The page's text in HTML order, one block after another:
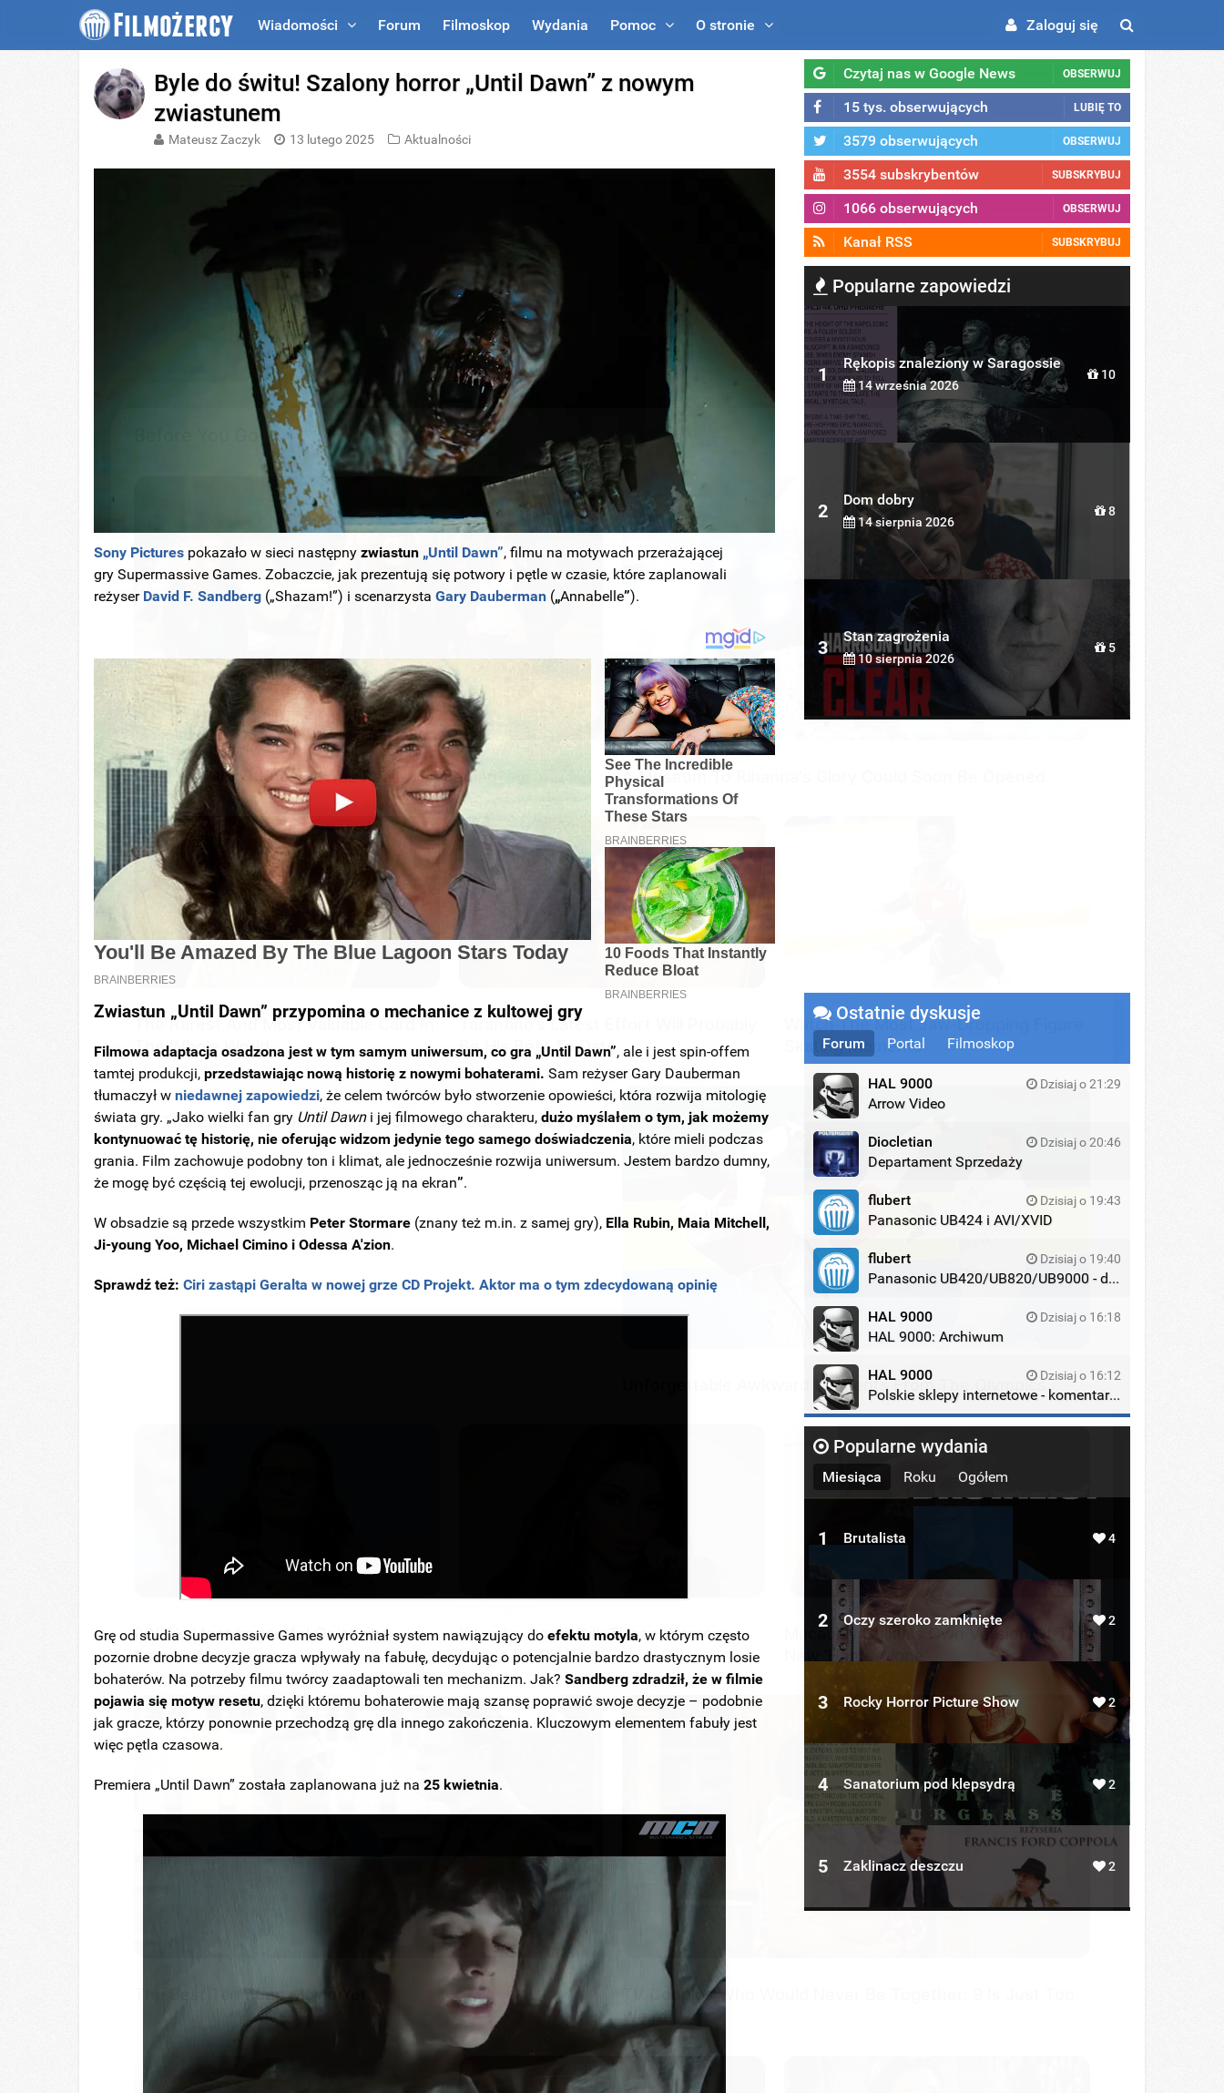
Wiadomości Forum Filmoskop Wydania Pomoc O stronie Zaloguj się
Byle do świtu! Szalony horror „Until Dawn” z nowym
zwiastunem
Mateusz Zaczyk 13 lutego 2025 Aktualności
Sony Pictures pokazało w sieci następny zwiastun „Until Dawn”, filmu na motywach przerażającej
gry Supermassive Games. Zobaczcie, jak prezentują się potwory i pętle w czasie, które zaplanowali
reżyser David F. Sandberg („Shazam!”) i scenarzystaGary Dauberman („Annabelle”).
Zwiastun „Until Dawn” przypomina o mechanice z kultowej gry
Filmowa adaptacja osadzona jest w tym samym uniwersum, co gra „Until Dawn”, ale i jest spin-offem
tamtej produkcji,przedstawiając nową historię z nowymi bohaterami. Sam reżyser Gary Dauberman
tłumaczył wniedawnej zapowiedzi, że celem twórców było stworzenie opowieści, która rozwija mitologię
świata gry. „Jako wielki fan gry Until Dawni jej filmowego charakteru,dużo myślałem o tym, jak możemy
kontynuować tę historię, nie oferując widzom jedynie tego samego doświadczenia, które mieli podczas
grania. Film zachowuje podobny ton i klimat, ale jednocześnie rozwija uniwersum. Jestem bardzo dumny,
że mogę być częścią tej ewolucji, przenosząc ją na ekran”.
W obsadzie są przede wszystkim Peter Stormare (znany też m.in. z samej gry), Ella Rubin, Maia Mitchell,
Ji-young Yoo, Michael Cimino i Odessa A'zion.
Sprawdź też:Ciri zastąpi Geralta w nowej grze CD Projekt. Aktor ma o tym zdecydowaną opinię
Grę od studia Supermassive Games wyróżniał system nawiązujący do efektu motyla, w którym często
pozornie drobne decyzje gracza wpływały na fabułę, decydując o potencjalnie bardzo drastycznym losie
bohaterów. Na potrzeby filmu twórcy zaadaptowali ten mechanizm. Jak?Sandberg zdradził, że w filmie
pojawia się motyw resetu, dzięki któremu bohaterowie mają szansę poprawić swoje decyzje – podobnie
jak gracze, którzy ponownie przechodzą grę dla innego zakończenia. Kluczowym elementem fabuły jest
więc pętla czasowa.
Premiera „Until Dawn” została zaplanowana już na 25 kwietnia.
Czytaj nas w Google News OBSERWUJ
15 tys. obserwujących LUBIĘ TO
3579 obserwujących OBSERWUJ
3554 subskrybentów SUBSKRYBUJ
1066 obserwujących OBSERWUJ
Kanał RSS SUBSKRYBUJ
Popularne zapowiedzi
1
Rękopis znaleziony w Saragossie
14 września 2026
10
2
Dom dobry
14 sierpnia 2026
8
3
Stan zagrożenia
10 sierpnia 2026
5
Ostatnie dyskusje
Forum Portal Filmoskop
HAL 9000 Dzisiaj o 21:29
Arrow Video
Diocletian Dzisiaj o 20:46
Departament Sprzedaży
flubert Dzisiaj o 19:43
Panasonic UB424 i AVI/XVID
flubert Dzisiaj o 19:40
Panasonic UB420/UB820/UB9000 - dyskusja
HAL 9000 Dzisiaj o 16:18
HAL 9000: Archiwum
HAL 9000 Dzisiaj o 16:12
Polskie sklepy internetowe - komentarze
Popularne wydania
Miesiąca Roku Ogółem
1 Brutalista 4
2 Oczy szeroko zamknięte 2
3 Rocky Horror Picture Show 2
4 Sanatorium pod klepsydrą 2
5 Zaklinacz deszczu 2
BRAINBERRIES
I Bet You Didn't Know It Was Really Happening?
BRAINBERRIES
A Museum To Rihanna's Glory Could Soon Be Opened
The Rarest And Most Valuable Card In
The Whole World
Tarantino’s Latest Effort Will Probably
Be His Best To Date
Watch The Most Jaw‑Dropping Figure
Skating Moments
BRAINBERRIES
It's The End Of The Road: The Worst TV Series Finales Of
All Time
Unforgettable Awkward Moments From The Olympics
2025’s Most Impactful Celebrity
Farewells
If Looks Could Kill, These Women
Would Be On Top
BRAINBERRIES
Macaulay Culkin's Own Version Of The
New ‘Home Alone’
The Best Tarantino Movie Yet
BRAINBERRIES
TV Couples Who Would Never Be Together: 9 Is Just Too
Weird
BRAINBERRIES
She Gave Up A Normal Life To Act Like A Horse
GLYCOGEN SUPPORT
High Blood Sugar? Read This Before They Take This Page
Remember Honey Boo Boo? Better To Sit Down Before You
See Her Now
HABERION
15 Celebrities Who Are In Jail Right
Now. You'll Be Surprised!
BUZZ DAY
Remember Tiger's Ex-Wife? Try Not
To Smile When You See Her Now
Tom Cruise's Daughter Is The Most
Beautiful Woman In The World
RADAR MEDIA
These Religious Wonders Left The World Speechless
RADAR MEDIA
11 Stars Who Look Totally Different With Natural Hair
RADAR MEDIA
Once Voted Most Beautiful Twins,
Here's What They Look Like Now
RADAR MEDIA
Dolly Parton Has Been Dating Him All
Along
RADAR MEDIA
David Muir's New Partner, Whom You'll
Easily Recognize
Sandra Bullock's Actual Size Might Surprise You - Take A
17 Actors You Didn't Know Were Gay-
No. 7 Will Blow Your Mind
BUZZDAY
Cichy zabójca w doniczce: dlaczego
nie należy trzymać go w domu?